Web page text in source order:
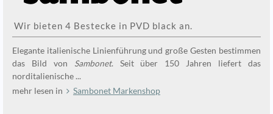
Wir bieten 4 Bestecke in PVD black an.
Elegante italienische Linienführung und große Gesten bestimmen
das Bild von Sambonet. Seit über 150 Jahren liefert das
norditalienische ...
mehr lesen in
Sambonet Markenshop